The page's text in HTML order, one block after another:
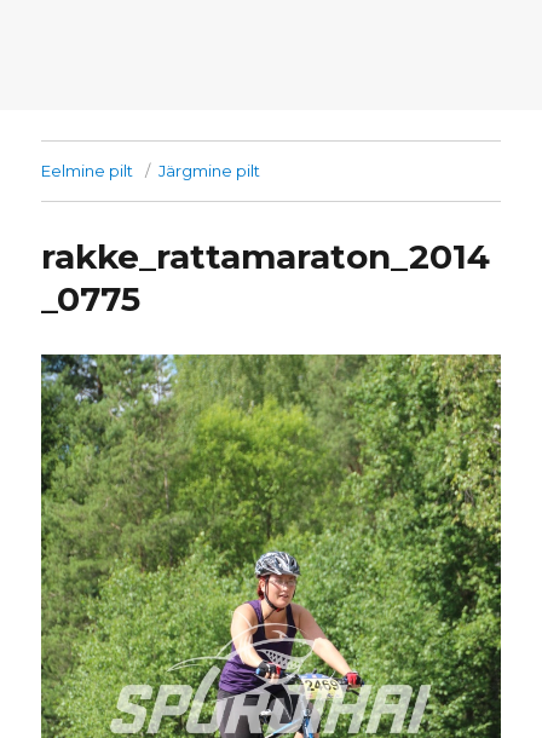
Eelmine pilt Järgmine pilt
rakke_rattamaraton_2014
_0775